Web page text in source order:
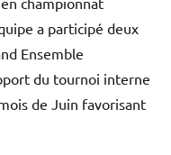
a participé deux
Ensemble
du tournoi interne
de Juin favorisant